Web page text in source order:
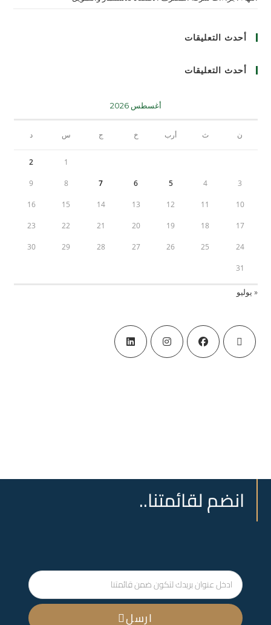
أحدث التعليقات
أحدث التعليقات
أغسطس 2026
ن ث أرب خ ج س د
1
2
3
4
5
6
7
8
9
10
11
12
13
14
15
16
17
18
19
20
21
22
23
24
25
26
27
28
29
30
31
« يوليو
انضم لقائمتنا..
ارسل